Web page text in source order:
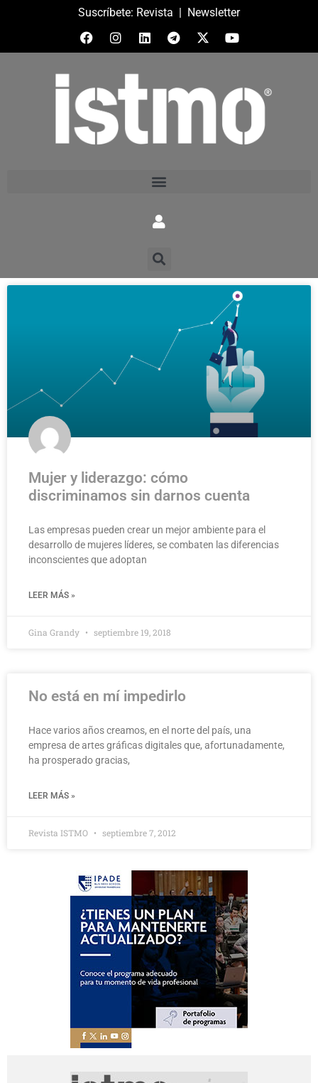
Suscríbete: Revista | Newsletter
Mujer y liderazgo: cómo
discriminamos sin darnos cuenta
Las empresas pueden crear un mejor ambiente para el
desarrollo de mujeres líderes, se combaten las diferencias
inconscientes que adoptan
LEER MÁS »
Gina Grandy septiembre 19, 2018
No está en mí impedirlo
Hace varios años creamos, en el norte del país, una
empresa de artes gráficas digitales que, afortunadamente,
ha prosperado gracias,
LEER MÁS »
Revista ISTMO septiembre 7, 2012